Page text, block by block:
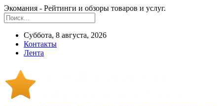
Экомания - Рейтинги и обзоры товаров и услуг.
Суббота, 8 августа, 2026
Контакты
Лента